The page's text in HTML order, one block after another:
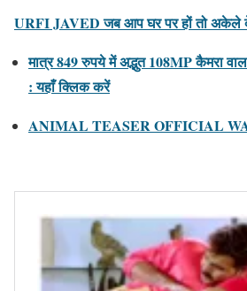
URFI JAVED जब आप घर पर हों तो अकेले
मात्र 849 रुपये में अद्भुत 108MP कैमरा
: यहाँ क्लिक करें
ANIMAL TEASER OFFICIAL